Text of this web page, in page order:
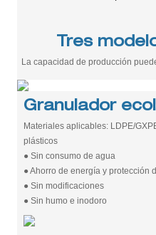
Tres
La capacidad de producción
Granulador
Materiales aplicables: LDPE/
plásticos
● Sin consumo de agua
● Ahorro de energía y protección
● Sin modificaciones
● Sin humo e inodoro